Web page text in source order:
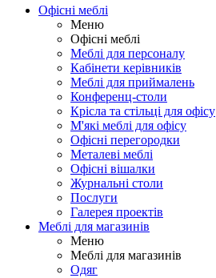
Офісні меблі
Меню
Офісні меблі
Меблі для персоналу
Кабінети керівників
Меблі для приймалень
Конференц-столи
Крісла та стільці для офісу
М'які меблі для офісу
Офісні перегородки
Металеві меблі
Офісні вішалки
Журнальні столи
Послуги
Галерея проектів
Меблі для магазинів
Меню
Меблі для магазинів
Одяг